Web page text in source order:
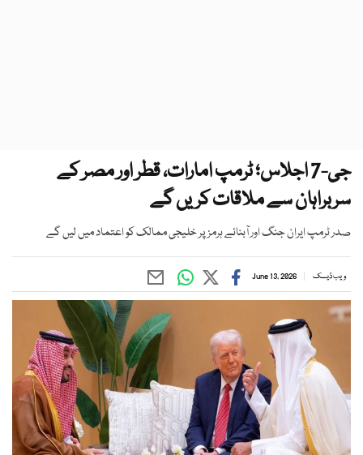
جی-7 اجلاس؛ ٹرمپ امارات، قطر اور مصر کے
سربراہان سے ملاقات کریں گے
صدر ٹرمپ ایران جنگ اور آبنائے ہرمز پر خلیجی ممالک کو اعتماد میں لیں گے
ویب ڈیسک June 13, 2026